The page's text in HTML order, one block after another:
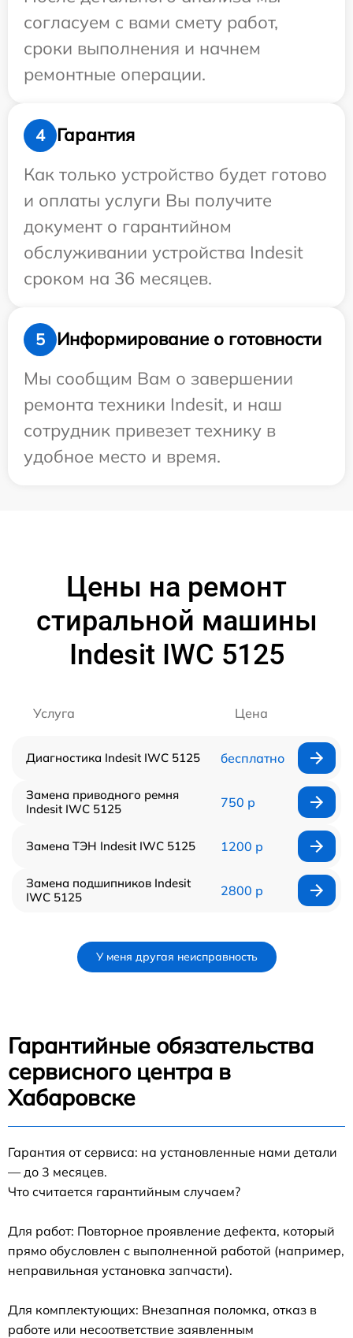
согласуем с вами смету работ,
сроки выполнения и начнем
ремонтные операции.
4
Гарантия
Как только устройство будет готово
и оплаты услуги Вы получите
документ о гарантийном
обслуживании устройства Indesit
сроком на 36 месяцев.
5
Информирование о готовности
Мы сообщим Вам о завершении
ремонта техники Indesit, и наш
сотрудник привезет технику в
удобное место и время.
Цены на ремонт
стиральной машины
Indesit IWC 5125
Услуга Цена
Диагностика Indesit IWC 5125 бесплатно
Замена приводного ремня
Indesit IWC 5125
750 р
Замена ТЭН Indesit IWC 5125 1200 р
Замена подшипников Indesit
IWC 5125
2800 р
У меня другая неисправность
Гарантийные обязательства
сервисного центра в
Хабаровске
Гарантия от сервиса: на установленные нами детали
— до 3 месяцев.
Что считается гарантийным случаем?
Для работ: Повторное проявление дефекта, который
прямо обусловлен с выполненной работой (например,
неправильная установка запчасти).
Для комплектующих: Внезапная поломка, отказ в
работе или несоответствие заявленным